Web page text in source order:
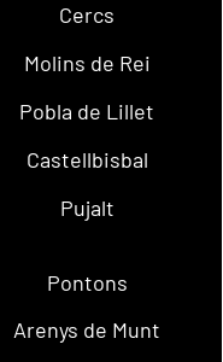
Cercs
Molins de Rei
Pobla de Lillet
Castellbisbal
Pujalt
Pontons
Arenys de Munt